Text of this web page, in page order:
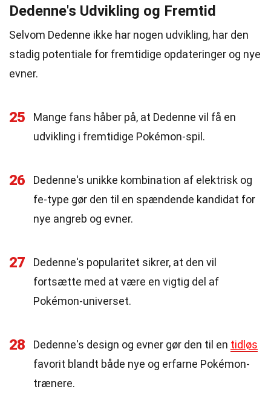
Dedenne's Udvikling og Fremtid
Selvom Dedenne ikke har nogen udvikling, har den
stadig potentiale for fremtidige opdateringer og nye
evner.
25
Mange fans håber på, at Dedenne vil få en
udvikling i fremtidige Pokémon-spil.
26
Dedenne's unikke kombination af elektrisk og
fe-type gør den til en spændende kandidat for
nye angreb og evner.
27
Dedenne's popularitet sikrer, at den vil
fortsætte med at være en vigtig del af
Pokémon-universet.
28 Dedenne's design og evner gør den til en tidløs
favorit blandt både nye og erfarne Pokémon-
trænere.